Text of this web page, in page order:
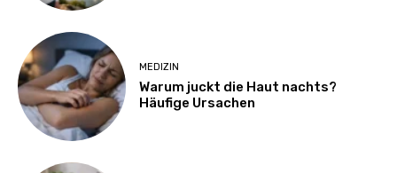
MEDIZIN
Warum juckt die Haut nachts?
Häufige Ursachen